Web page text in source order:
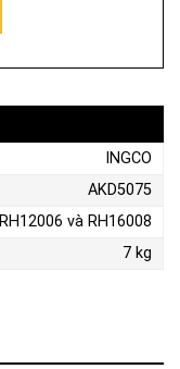
INGCO
AKD5075
RH12006 và RH16008
7 kg